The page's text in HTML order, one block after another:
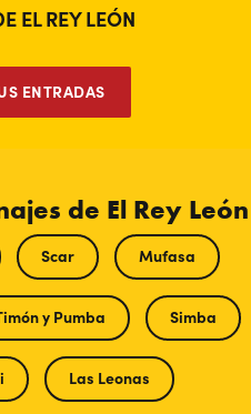
EL REY LEÓN
ENTRADAS
de El Rey León
Scar Mufasa
y Pumba Simba
Las Leonas